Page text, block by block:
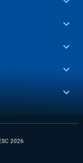
2026